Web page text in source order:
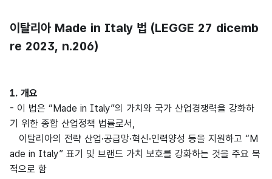
이탈리아 Made in Italy 법 (LEGGE 27 dicemb
re 2023, n.206)
1. 개요
- 이 법은 “Made in Italy”의 가치와 국가 산업경쟁력을 강화하
기 위한 종합 산업정책 법률로서,
이탈리아의 전략 산업·공급망·혁신·인력양성 등을 지원하고 “M
ade in Italy” 표기 및 브랜드 가치 보호를 강화하는 것을 주요 목
적으로 함